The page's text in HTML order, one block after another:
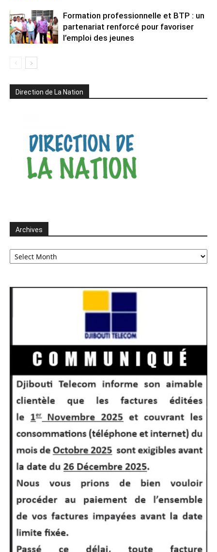
Formation professionnelle et BTP : un
partenariat renforcé pour favoriser
l’emploi des jeunes
Direction de La Nation
Archives
Archives